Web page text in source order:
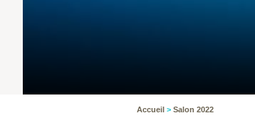
Accueil > Salon 2022